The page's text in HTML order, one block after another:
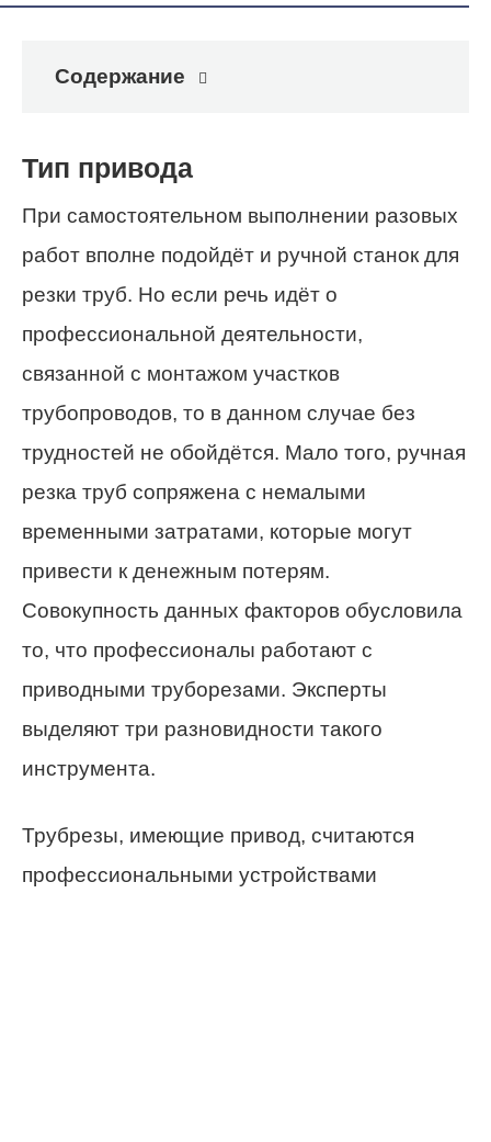
Содержание
Тип привода
При самостоятельном выполнении разовых
работ вполне подойдёт и ручной станок для
резки труб. Но если речь идёт о
профессиональной деятельности,
связанной с монтажом участков
трубопроводов, то в данном случае без
трудностей не обойдётся. Мало того, ручная
резка труб сопряжена с немалыми
временными затратами, которые могут
привести к денежным потерям.
Совокупность данных факторов обусловила
то, что профессионалы работают с
приводными труборезами. Эксперты
выделяют три разновидности такого
инструмента.
Трубрезы, имеющие привод, считаются
профессиональными устройствами